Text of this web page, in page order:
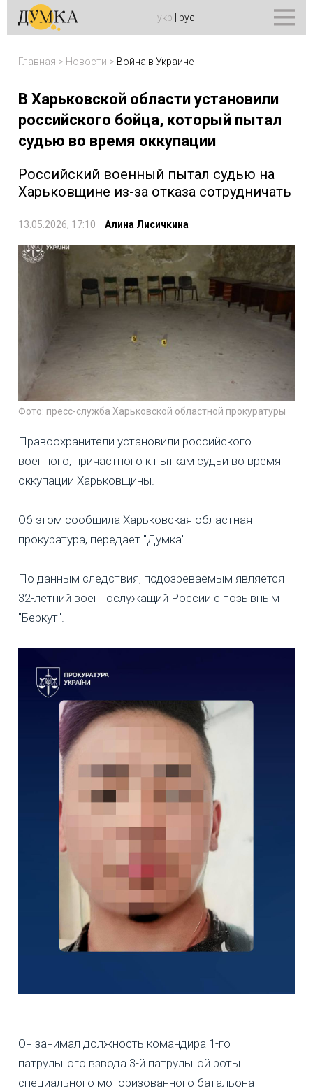
укр рус
Главная > Новости > Война в Украине
В Харьковской области установили
российского бойца, который пытал
судью во время оккупации
Российский военный пытал судью на
Харьковщине из-за отказа сотрудничать
13.05.2026, 17:10 Алина Лисичкина
Фото: пресс-служба Харьковской областной прокуратуры
Правоохранители установили российского
военного, причастного к пыткам судьи во время
оккупации Харьковщины.
Об этом сообщила Харьковская областная
прокуратура, передает "Думка".
По данным следствия, подозреваемым является
32-летний военнослужащий России с позывным
"Беркут".
Он занимал должность командира 1-го
патрульного взвода 3-й патрульной роты
специального моторизованного батальона